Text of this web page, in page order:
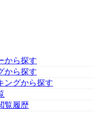
から探す
から探す
ングから探す
覧履歴